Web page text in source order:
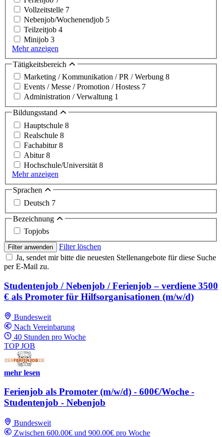
Vollzeitstelle 7
Nebenjob/Wochenendjob 5
Teilzeitjob 4
Minijob 3
Mehr anzeigen
Tätigkeitsbereich
Marketing / Kommunikation / PR / Werbung 8
Events / Messe / Promotion / Hostess 7
Administration / Verwaltung 1
Bildungsstand
Hauptschule 8
Realschule 8
Fachabitur8
Abitur8
Hochschule/Universität 8
Mehr anzeigen
Sprachen
Deutsch 7
Bezeichnung
Topjobs
Filter anwenden
Filter löschen
Ja, sendet mir bitte die neuesten Stellenangebote für diese Suche
per E-Mail zu.
Studentenjob / Nebenjob / Ferienjob – verdiene 3500
€ als Promoter für Hilfsorganisationen (m/w/d)
Bundesweit
Nach Vereinbarung
40 Stunden pro Woche
TOP JOB
mehr lesen
Ferienjob als Promoter (m/w/d) - 600€/Woche -
Studentenjob - Nebenjob
Bundesweit
Zwischen 600.00€ und 900.00€ pro Woche